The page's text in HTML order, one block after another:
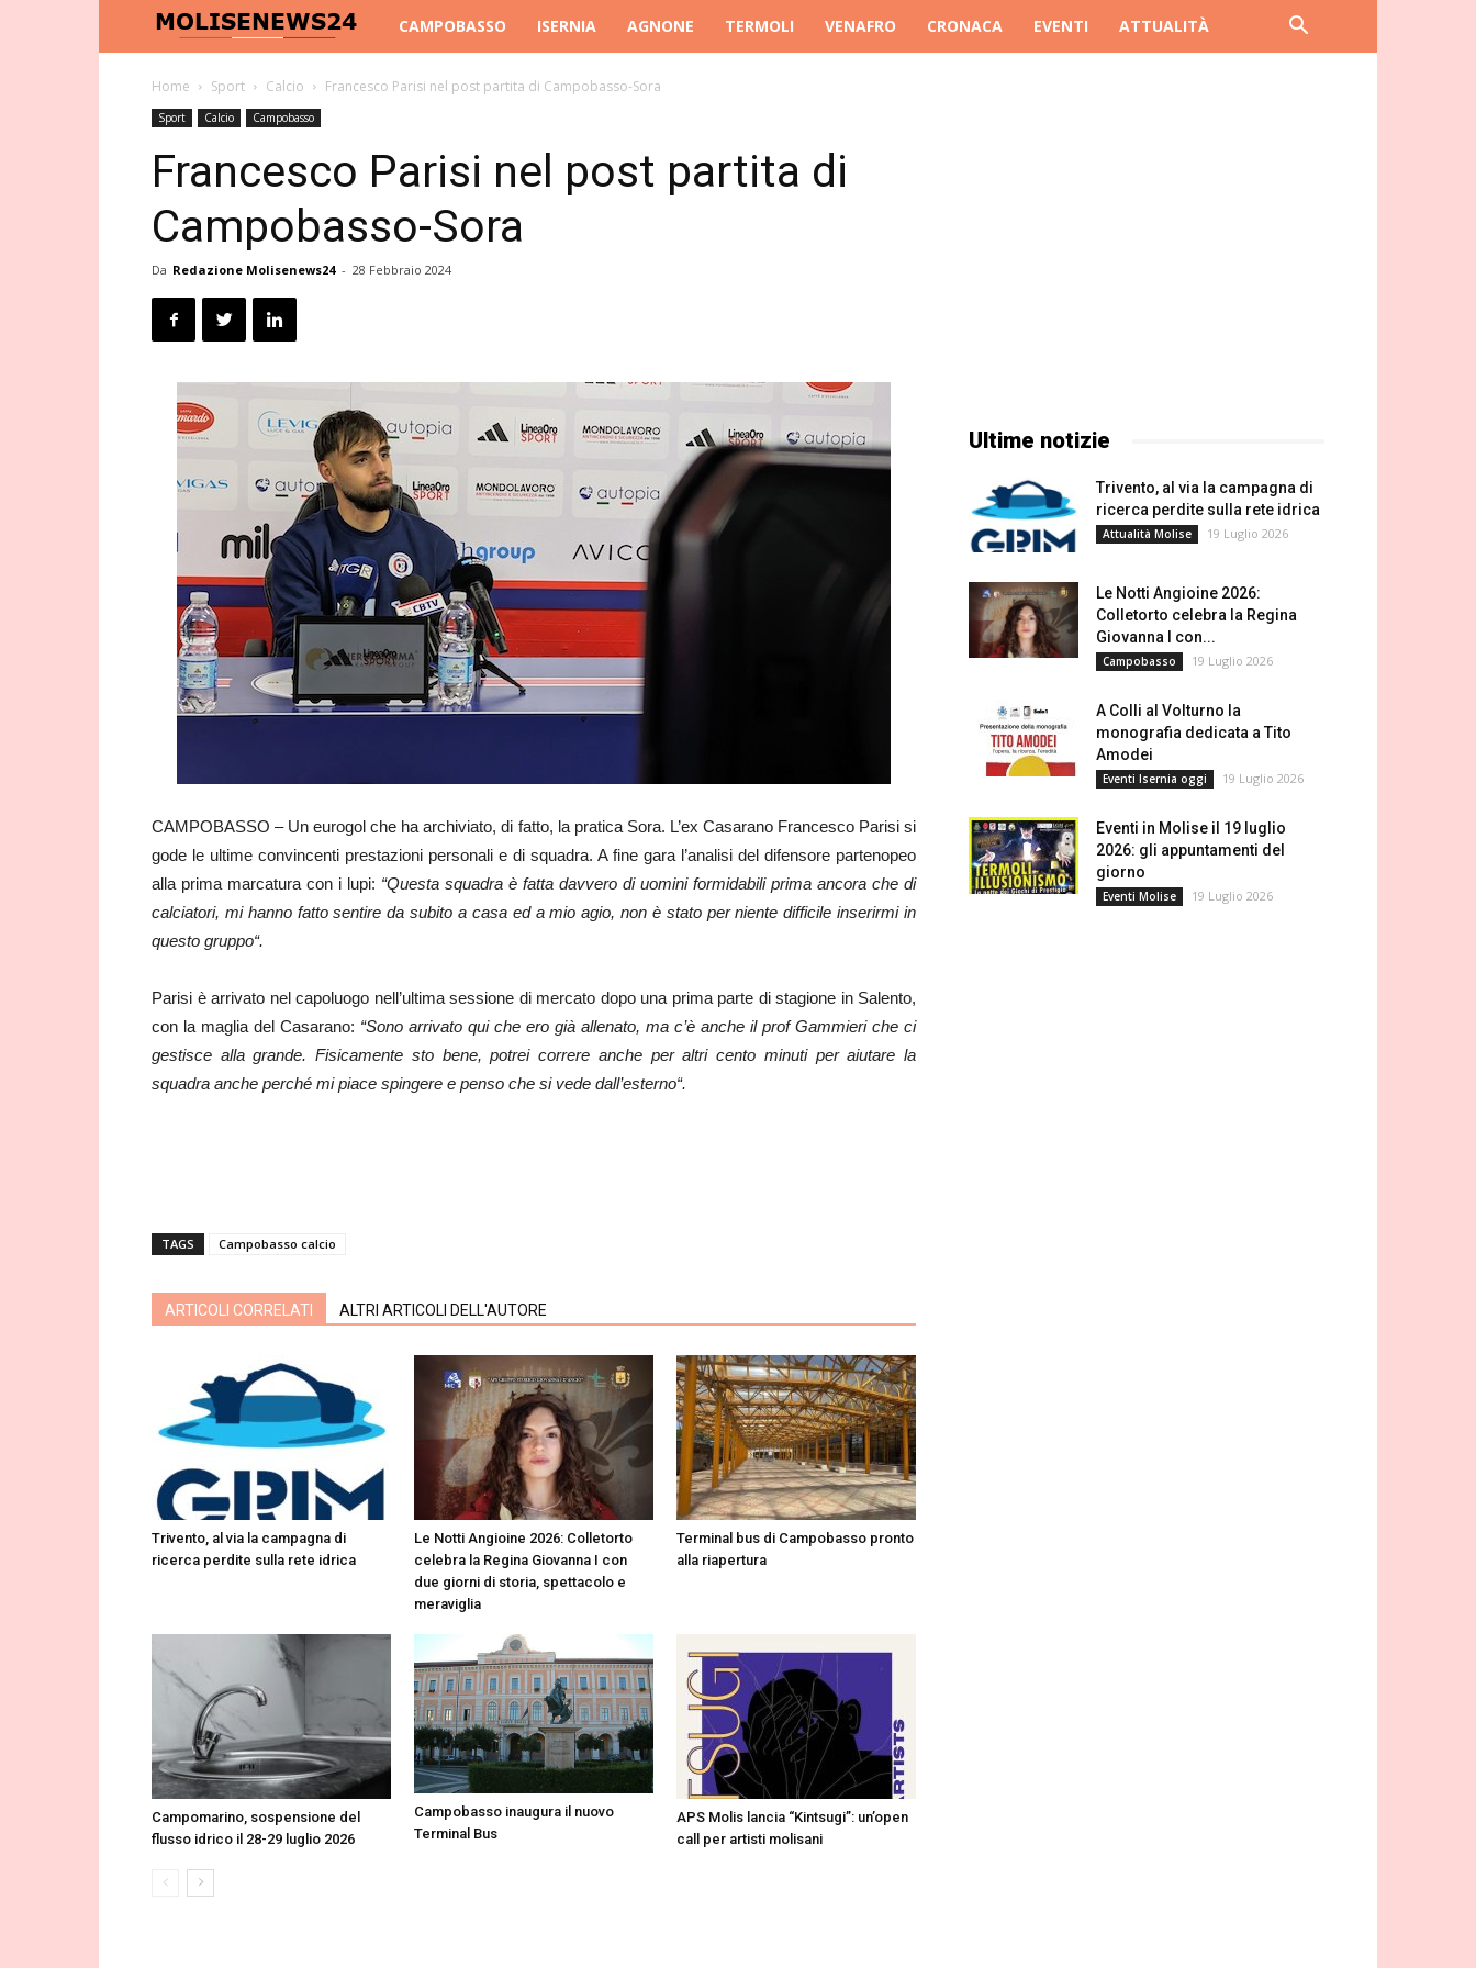
Molise
News
CAMPOBASSO ISERNIA AGNONE TERMOLI VENAFRO CRONACA EVENTI ATTUALITÀ
Home Sport Calcio Francesco Parisi nel post partita di Campobasso-Sora
Sport Calcio Campobasso
Francesco Parisi nel post partita di
Campobasso-Sora
Da Redazione Molisenews24 - 28 Febbraio 2024
CAMPOBASSO – Un eurogol che ha archiviato, di fatto, la pratica Sora. L’ex Casarano Francesco Parisi si
gode le ultime convincenti prestazioni personali e di squadra. A fine gara l’analisi del difensore partenopeo
alla prima marcatura con i lupi: “Questa squadra è fatta davvero di uomini formidabili prima ancora che di
calciatori, mi hanno fatto sentire da subito a casa ed a mio agio, non è stato per niente difficile inserirmi in
questo gruppo“.
Parisi è arrivato nel capoluogo nell’ultima sessione di mercato dopo una prima parte di stagione in Salento,
con la maglia del Casarano: “Sono arrivato qui che ero già allenato, ma c’è anche il prof Gammieri che ci
gestisce alla grande. Fisicamente sto bene, potrei correre anche per altri cento minuti per aiutare la
squadra anche perché mi piace spingere e penso che si vede dall’esterno“.
TAGS Campobasso calcio
ARTICOLI CORRELATI ALTRI ARTICOLI DELL'AUTORE
Trivento, al via la campagna di
ricerca perdite sulla rete idrica
Le Notti Angioine 2026: Colletorto
celebra la Regina Giovanna I con
due giorni di storia, spettacolo e
meraviglia
Terminal bus di Campobasso pronto
alla riapertura
Campomarino, sospensione del
flusso idrico il 28-29 luglio 2026
Campobasso inaugura il nuovo
Terminal Bus
APS Molis lancia “Kintsugi”: un’open
call per artisti molisani
Ultime notizie
Trivento, al via la campagna di
ricerca perdite sulla rete idrica
Attualità Molise 19 Luglio 2026
Le Notti Angioine 2026:
Colletorto celebra la Regina
Giovanna I con...
Campobasso 19 Luglio 2026
A Colli al Volturno la
monografia dedicata a Tito
Amodei
Eventi Isernia oggi 19 Luglio 2026
Eventi in Molise il 19 luglio
2026: gli appuntamenti del
giorno
Eventi Molise 19 Luglio 2026